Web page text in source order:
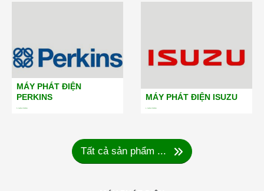
MÁY PHÁT ĐIỆN
PERKINS
5SẢN PHẨM
MÁY PHÁT ĐIỆN ISUZU
1 SẢN PHẨM
Tất cả sản phẩm ...